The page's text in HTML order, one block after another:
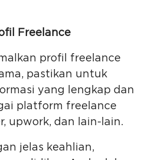
Freelance
profil freelance
pastikan untuk
yang lengkap dan
platform freelance
upwork, dan lain-lain.
jelas keahlian,